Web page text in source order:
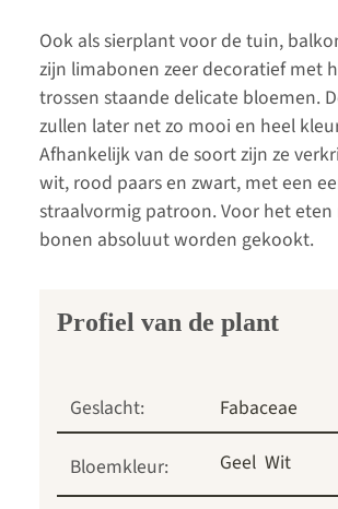
Ook als sierplant voor de tuin,
zijn limabonen zeer decoratief met
trossen staande delicate bloemen.
zullen later net zo mooi en heel
Afhankelijk van de soort zijn ze
wit, rood paars en zwart, met een
straalvormig patroon. Voor het
bonen absoluut worden gekookt.
Profiel van de plant
Geslacht: Fabaceae
Bloemkleur: Geel Wit